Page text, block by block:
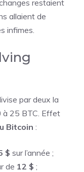
restaient
allaient de
infimes.
par deux la
à 25 BTC. Effet
Bitcoin :
$ sur l’année ;
de 12 $ ;